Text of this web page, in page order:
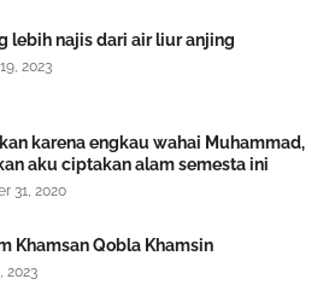
lebih najis dari air liur anjing
2023
karena engkau wahai Muhammad,
aku ciptakan alam semesta ini
31, 2020
Khamsan Qobla Khamsin
2023